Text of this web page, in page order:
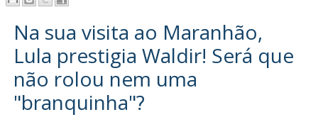
Na sua visita ao Maranhão,
Lula prestigia Waldir! Será que
não rolou nem uma
"branquinha"?